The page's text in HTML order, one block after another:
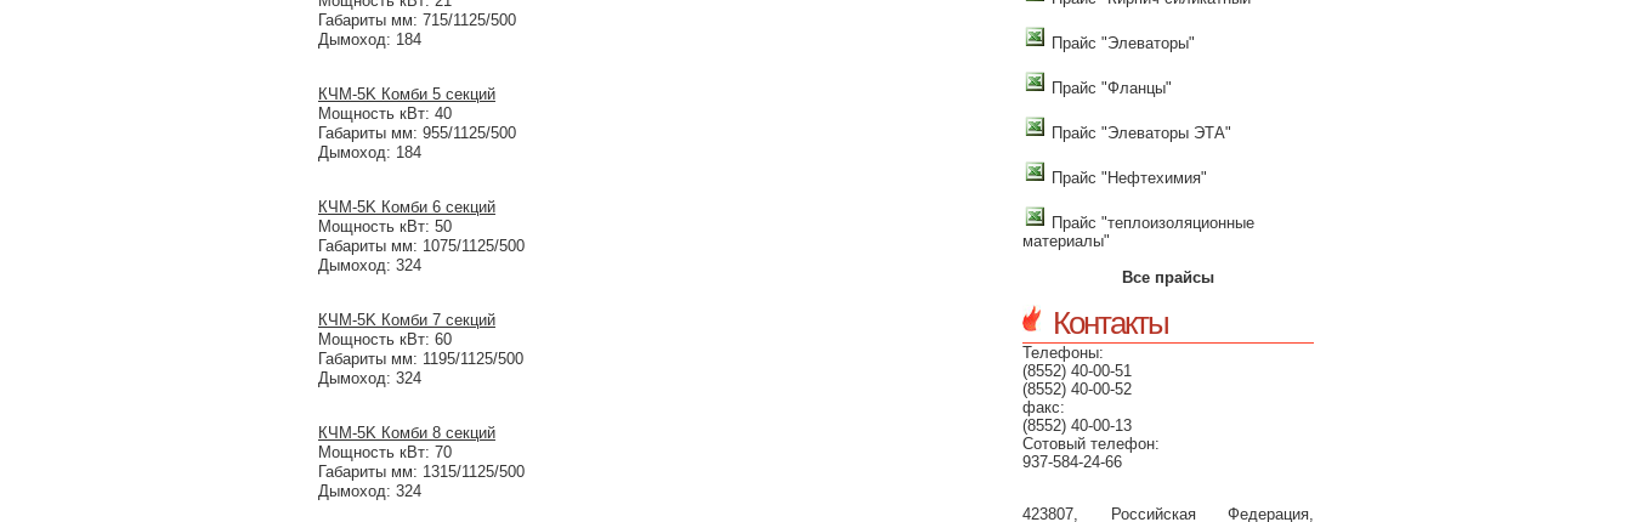
Габариты мм: 715/1125/500
Дымоход: 184
КЧМ-5K Комби 5 секций
Мощность кВт: 40
Габариты мм: 955/1125/500
Дымоход: 184
КЧМ-5K Комби 6 секций
Мощность кВт: 50
Габариты мм: 1075/1125/500
Дымоход: 324
КЧМ-5K Комби 7 секций
Мощность кВт: 60
Габариты мм: 1195/1125/500
Дымоход: 324
КЧМ-5K Комби 8 секций
Мощность кВт: 70
Габариты мм: 1315/1125/500
Дымоход: 324
Прайс "Элеваторы"
Прайс "Фланцы"
Прайс "Элеваторы ЭТА"
Прайс "Нефтехимия"
Прайс "теплоизоляционные
материалы"
Все прайсы
Контакты
Телефоны:
(8552) 40-00-51
(8552) 40-00-52
факс:
(8552) 40-00-13
Сотовый телефон:
937-584-24-66
423807, Российская Федерация,